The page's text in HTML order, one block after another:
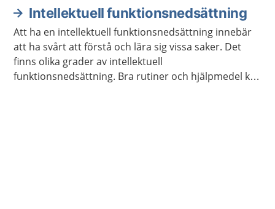
Intellektuell funktionsnedsättning
Att ha en intellektuell funktionsnedsättning innebär
att ha svårt att förstå och lära sig vissa saker. Det
finns olika grader av intellektuell
funktionsnedsättning. Bra rutiner och hjälpmedel kan